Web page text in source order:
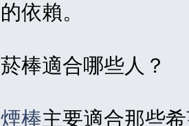
依賴。
棒適合哪些人？
棒主要適合那些